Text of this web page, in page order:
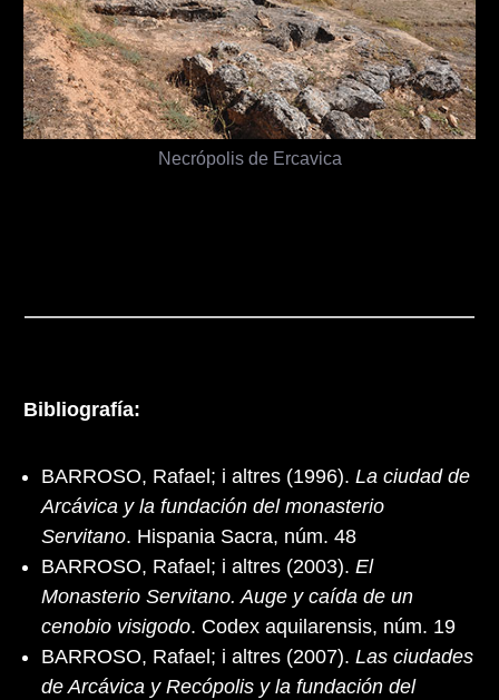
Necrópolis de Ercavica
Bibliografía:
BARROSO, Rafael; i altres (1996). La ciudad de
Arcávica y la fundación del monasterio
Servitano. Hispania Sacra, núm. 48
BARROSO, Rafael; i altres (2003). El
Monasterio Servitano. Auge y caída de un
cenobio visigodo. Codex aquilarensis, núm. 19
BARROSO, Rafael; i altres (2007). Las ciudades
de Arcávica y Recópolis y la fundación del